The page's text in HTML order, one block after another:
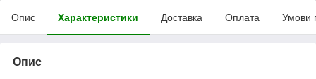
Опис Характеристики Доставка Оплата Умови
Опис